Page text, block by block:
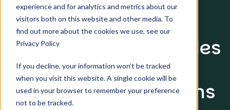
experience and for analytics and metrics about our
visitors both on this website and other media. To
find out more about the cookies we use, see our
Privacy Policy
If you decline, your information won’t be tracked
when you visit this website. A single cookie will be
used in your browser to remember your preference
not to be tracked.
Zoo de l'industrie
Logiciel de gestion des
bénévoles pour les
zoos et les aquariums